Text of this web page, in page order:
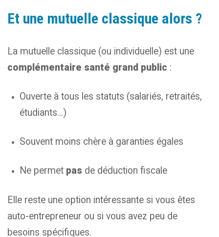
Et une mutuelle classique alors ?
La mutuelle classique (ou individuelle) est une
complémentaire santé grand public :
Ouverte à tous les statuts (salariés, retraités,
étudiants...)
Souvent moins chère à garanties égales
Ne permet pas de déduction fiscale
Elle reste une option intéressante si vous êtes
auto-entrepreneur ou si vous avez peu de
besoins spécifiques.